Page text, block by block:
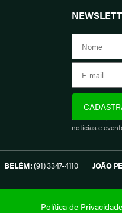
Assine e fique
notícias e
BELÉM:(91) 3347-4110 JOÃO
Política de Privacidade